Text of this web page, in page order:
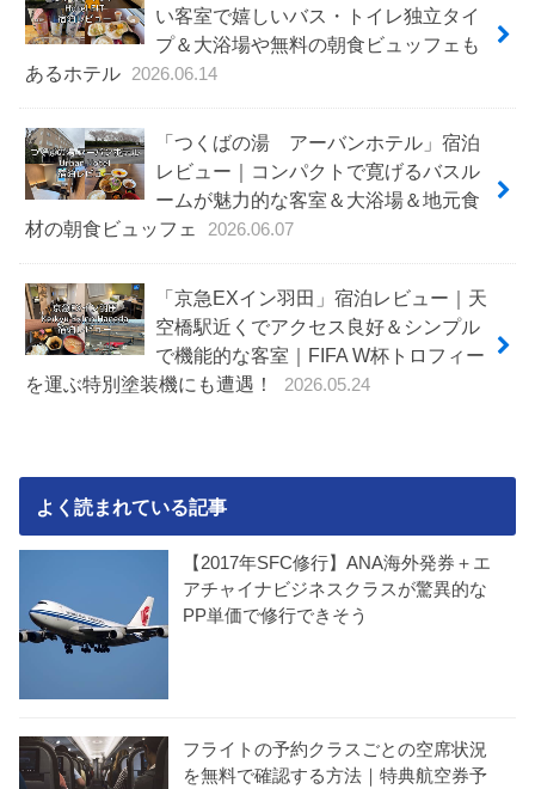
い客室で嬉しいバス・トイレ独立タイ
プ＆大浴場や無料の朝食ビュッフェも
あるホテル
2026.06.14
「つくばの湯 アーバンホテル」宿泊
レビュー｜コンパクトで寛げるバスル
ームが魅力的な客室＆大浴場＆地元食
材の朝食ビュッフェ
2026.06.07
「京急EXイン羽田」宿泊レビュー｜天
空橋駅近くでアクセス良好＆シンプル
で機能的な客室｜FIFA W杯トロフィー
を運ぶ特別塗装機にも遭遇！
2026.05.24
よく読まれている記事
【2017年SFC修行】ANA海外発券＋エ
アチャイナビジネスクラスが驚異的な
PP単価で修行できそう
フライトの予約クラスごとの空席状況
を無料で確認する方法｜特典航空券予